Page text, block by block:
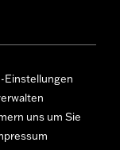
Einstellungen
uns um Sie